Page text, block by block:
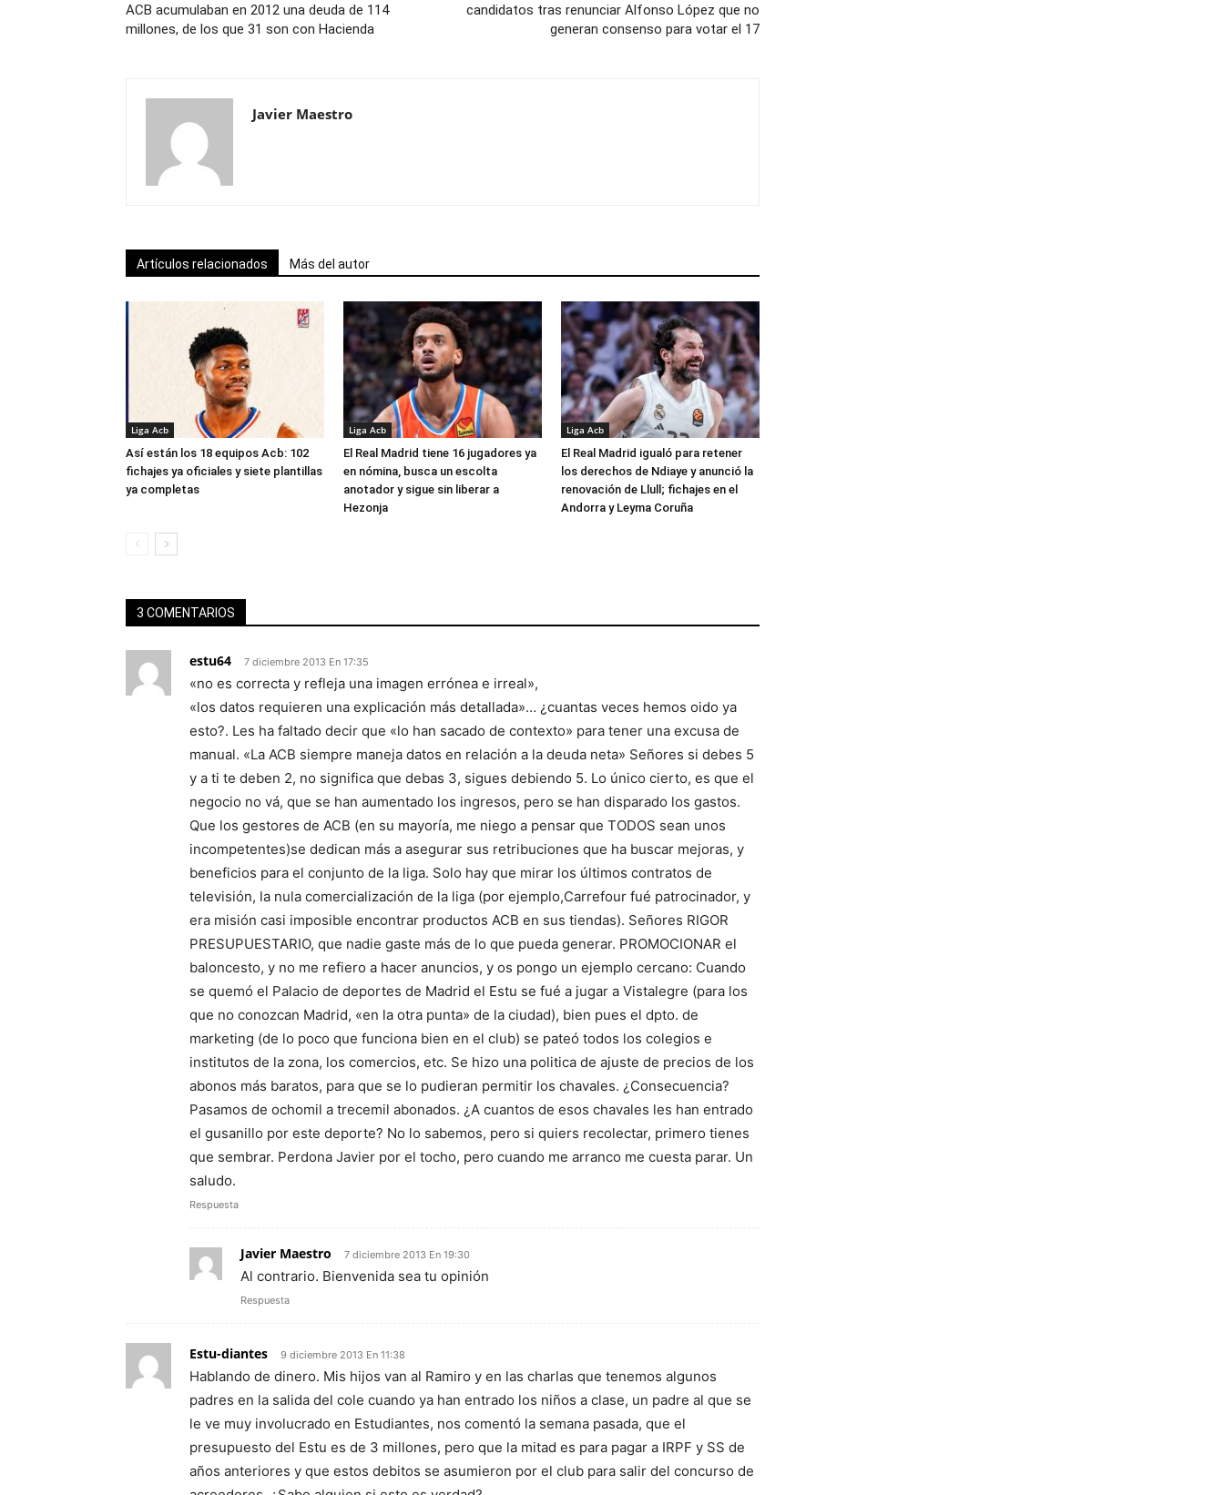
ACB acumulaban en 2012 una deuda de 114
millones, de los que 31 son con Hacienda
candidatos tras renunciar Alfonso López que no
generan consenso para votar el 17
Javier Maestro
Artículos relacionados Más del autor
Liga Acb
Así están los 18 equipos Acb: 102
fichajes ya oficiales y siete plantillas
ya completas
Liga Acb
El Real Madrid tiene 16 jugadores ya
en nómina, busca un escolta
anotador y sigue sin liberar a
Hezonja
Liga Acb
El Real Madrid igualó para retener
los derechos de Ndiaye y anunció la
renovación de Llull; fichajes en el
Andorra y Leyma Coruña
3 COMENTARIOS
estu64 7 diciembre 2013 En 17:35
«no es correcta y refleja una imagen errónea e irreal»,
«los datos requieren una explicación más detallada»… ¿cuantas veces hemos oido ya
esto?. Les ha faltado decir que «lo han sacado de contexto» para tener una excusa de
manual. «La ACB siempre maneja datos en relación a la deuda neta» Señores si debes 5
y a ti te deben 2, no significa que debas 3, sigues debiendo 5. Lo único cierto, es que el
negocio no vá, que se han aumentado los ingresos, pero se han disparado los gastos.
Que los gestores de ACB (en su mayoría, me niego a pensar que TODOS sean unos
incompetentes)se dedican más a asegurar sus retribuciones que ha buscar mejoras, y
beneficios para el conjunto de la liga. Solo hay que mirar los últimos contratos de
televisión, la nula comercialización de la liga (por ejemplo,Carrefour fué patrocinador, y
era misión casi imposible encontrar productos ACB en sus tiendas). Señores RIGOR
PRESUPUESTARIO, que nadie gaste más de lo que pueda generar. PROMOCIONAR el
baloncesto, y no me refiero a hacer anuncios, y os pongo un ejemplo cercano: Cuando
se quemó el Palacio de deportes de Madrid el Estu se fué a jugar a Vistalegre (para los
que no conozcan Madrid, «en la otra punta» de la ciudad), bien pues el dpto. de
marketing (de lo poco que funciona bien en el club) se pateó todos los colegios e
institutos de la zona, los comercios, etc. Se hizo una politica de ajuste de precios de los
abonos más baratos, para que se lo pudieran permitir los chavales. ¿Consecuencia?
Pasamos de ochomil a trecemil abonados. ¿A cuantos de esos chavales les han entrado
el gusanillo por este deporte? No lo sabemos, pero si quiers recolectar, primero tienes
que sembrar. Perdona Javier por el tocho, pero cuando me arranco me cuesta parar. Un
saludo.
Respuesta
Javier Maestro 7 diciembre 2013 En 19:30
Al contrario. Bienvenida sea tu opinión
Respuesta
Estu-diantes 9 diciembre 2013 En 11:38
Hablando de dinero. Mis hijos van al Ramiro y en las charlas que tenemos algunos
padres en la salida del cole cuando ya han entrado los niños a clase, un padre al que se
le ve muy involucrado en Estudiantes, nos comentó la semana pasada, que el
presupuesto del Estu es de 3 millones, pero que la mitad es para pagar a IRPF y SS de
años anteriores y que estos debitos se asumieron por el club para salir del concurso de